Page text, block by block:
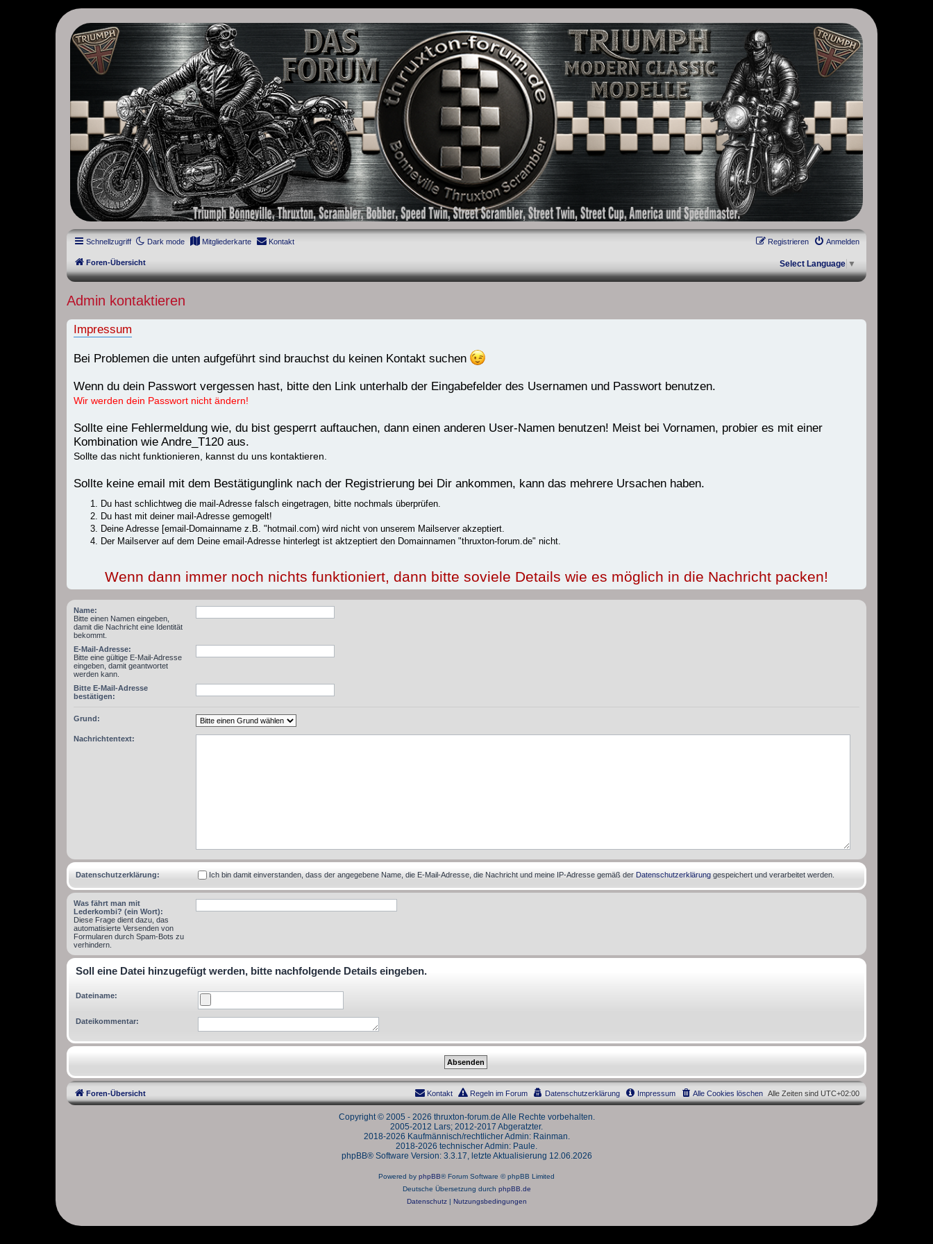
thruxton-forum.de
DAS FORUM! Alles rund um die Triumph Modern Classic Modelle. Das Forum für die New Bonneville Baureihen ab BJ 2001. Triumph Bonneville, Thruxton, Scrambler, Bobber, Speed Twin, Street Scrambler, Street Twin,
Street Cup, America und Speedmaster.
Schnellzugriff Dark mode Mitgliederkarte Kontakt Anmelden
Registrieren
Foren-Übersicht Select Language ▼
Admin kontaktieren
Impressum
Bei Problemen die unten aufgeführt sind brauchst du keinen Kontakt suchen
Wenn du dein Passwort vergessen hast, bitte den Link unterhalb der Eingabefelder des Usernamen und Passwort benutzen.
Wir werden dein Passwort nicht ändern!
Sollte eine Fehlermeldung wie, du bist gesperrt auftauchen, dann einen anderen User-Namen benutzen! Meist bei Vornamen, probier es mit einer
Kombination wie Andre_T120 aus.
Sollte das nicht funktionieren, kannst du uns kontaktieren.
Sollte keine email mit dem Bestätigunglink nach der Registrierung bei Dir ankommen, kann das mehrere Ursachen haben.
Du hast schlichtweg die mail-Adresse falsch eingetragen, bitte nochmals überprüfen.
Du hast mit deiner mail-Adresse gemogelt!
Deine Adresse [email-Domainname z.B. "hotmail.com) wird nicht von unserem Mailserver akzeptiert.
Der Mailserver auf dem Deine email-Adresse hinterlegt ist aktzeptiert den Domainnamen "thruxton-forum.de" nicht.
Wenn dann immer noch nichts funktioniert, dann bitte soviele Details wie es möglich in die Nachricht packen!
Name:
Bitte einen Namen eingeben,
damit die Nachricht eine Identität
bekommt.
E-Mail-Adresse:
Bitte eine gültige E-Mail-Adresse
eingeben, damit geantwortet
werden kann.
Bitte E-Mail-Adresse
bestätigen:
Grund:
Nachrichtentext:
Datenschutzerklärung: Ich bin damit einverstanden, dass der angegebene Name, die E-Mail-Adresse, die Nachricht und meine IP-Adresse gemäß der Datenschutzerklärung gespeichert und verarbeitet werden.
Was fährt man mit
Lederkombi? (ein Wort):
Diese Frage dient dazu, das
automatisierte Versenden von
Formularen durch Spam-Bots zu
verhindern.
Soll eine Datei hinzugefügt werden, bitte nachfolgende Details eingeben.
Dateiname:
Dateikommentar:
Foren-Übersicht Alle Zeiten sind UTC+02:00
Alle Cookies löschen
Impressum
Datenschutzerklärung
Regeln im Forum
Kontakt
Copyright © 2005 - 2026 thruxton-forum.de Alle Rechte vorbehalten.
2005-2012 Lars; 2012-2017 Abgeratzter.
2018-2026 Kaufmännisch/rechtlicher Admin: Rainman.
2018-2026 technischer Admin: Paule.
phpBB® Software Version: 3.3.17, letzte Aktualisierung 12.06.2026
Powered by phpBB® Forum Software © phpBB Limited
Deutsche Übersetzung durch phpBB.de
Datenschutz| Nutzungsbedingungen